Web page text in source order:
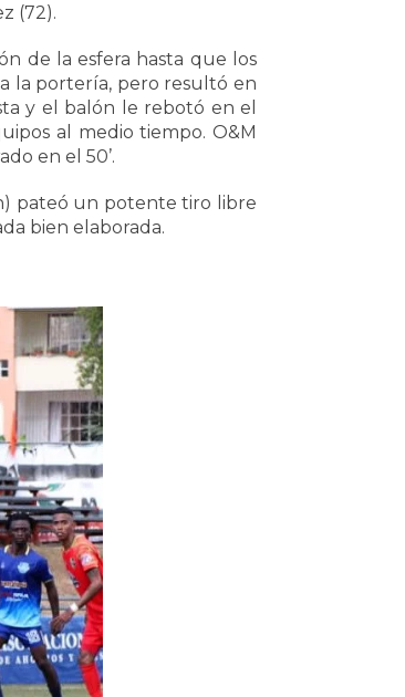
(72).
de la esfera hasta que los
la portería, pero resultó en
y el balón le rebotó en el
al medio tiempo. O&M
en el 50’.
pateó un potente tiro libre
bien elaborada.